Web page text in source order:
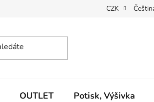
REKLAMACE
CZK
OUTLET Potisk, Výšivka